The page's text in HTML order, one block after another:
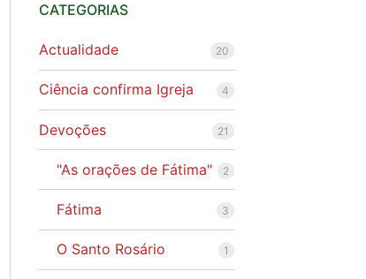
CATEGORIAS
Actualidade 20
Ciência confirma Igreja 4
Devoções 21
"As orações de Fátima" 2
Fátima 3
O Santo Rosário 1